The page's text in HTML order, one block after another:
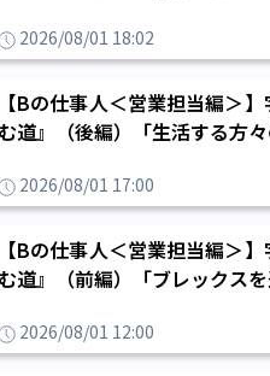
2026/08/01 18:02
【Bの仕事人＜営業担当編＞
む道』（後編）「生活する方
2026/08/01 17:00
【Bの仕事人＜営業担当編＞
む道』（前編）「ブレックス
2026/08/01 12:00